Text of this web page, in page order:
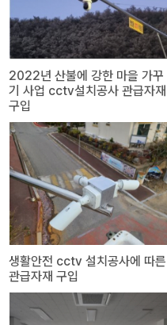
2022년 산불에 강한 마을 가꾸
기 사업 cctv설치공사 관급자재
구입
생활안전 cctv 설치공사에 따른
관급자재 구입